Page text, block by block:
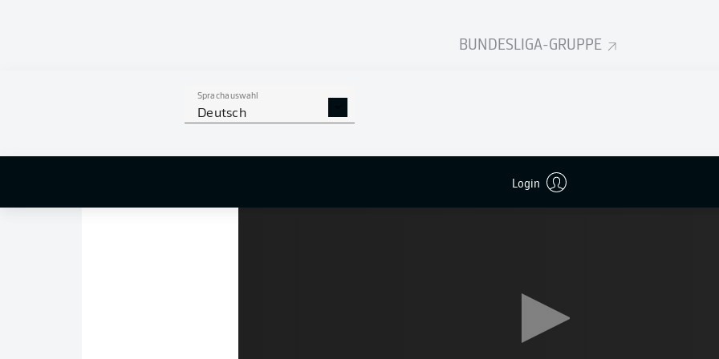
BUNDESLIGA-GRUPPE
Sprachauswahl
Deutsch
Login
des Jahres 2023 wird. Der Weitschuss-Geniestreich vonFlorian Grillitsch
aus der eigene Hälfte für den
gefühlvoller Schlenzer für